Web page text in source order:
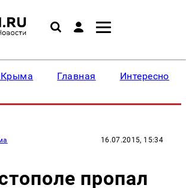
Крыма Главная Интересное
16.07.2015, 15:34
пропал